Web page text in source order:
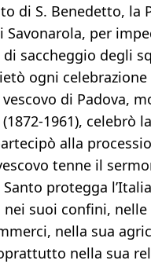
di S. Benedetto, la
Savonarola, per
di saccheggio degli
ogni
di Padova,
1961), celebrò
alla
tenne il
protegga
nei suoi confini,
nella sua
nella sua